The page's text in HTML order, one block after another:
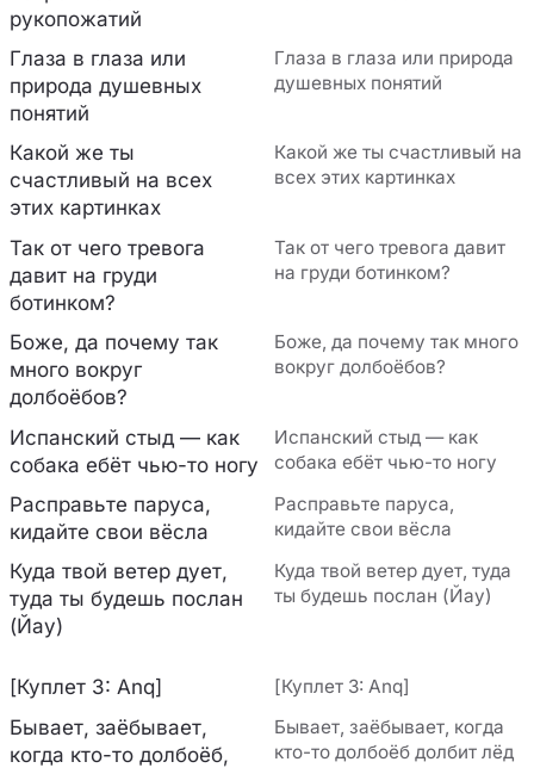
рукопожатий
Глаза в глаза или
природа душевных
понятий
Глаза в глаза или природа
душевных понятий
Какой же ты
счастливый на всех
этих картинках
Какой же ты счастливый на
всех этих картинках
Так от чего тревога
давит на груди
ботинком?
Так от чего тревога давит
на груди ботинком?
Боже, да почему так
много вокруг
долбоёбов?
Боже, да почему так много
вокруг долбоёбов?
Испанский стыд — как
собака ебёт чью-то ногу
Испанский стыд — как
собака ебёт чью-то ногу
Расправьте паруса,
кидайте свои вёсла
Расправьте паруса,
кидайте свои вёсла
Куда твой ветер дует,
туда ты будешь послан
(Йау)
Куда твой ветер дует, туда
ты будешь послан (Йау)
[Куплет 3: Anq] [Куплет 3: Anq]
Бывает, заёбывает,
когда кто-то долбоёб,
Бывает, заёбывает, когда
кто-то долбоёб долбит лёд